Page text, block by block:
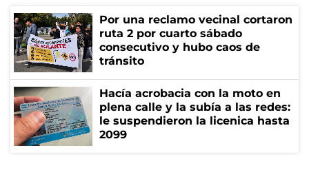
Por una reclamo vecinal cortaron
ruta 2 por cuarto sábado
consecutivo y hubo caos de
tránsito
Hacía acrobacia con la moto en
plena calle y la subía a las redes:
le suspendieron la licenica hasta
2099